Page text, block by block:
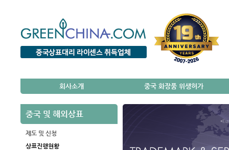
회사소개 중국 화장품 위생허가
중국 및 해외상표
제도 및 신청
상표진행현황